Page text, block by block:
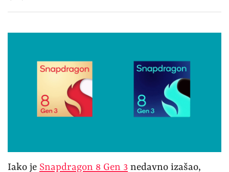
Iako je Snapdragon 8 Gen 3 nedavno izašao,